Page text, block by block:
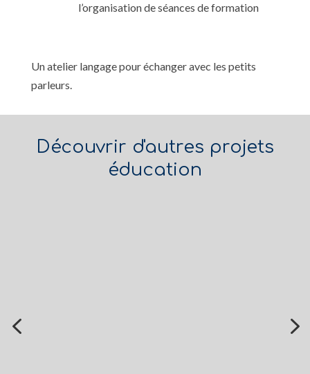
l’organisation de séances de formation
Un atelier langage pour échanger avec les petits
parleurs.
Découvrir d'autres projets
éducation